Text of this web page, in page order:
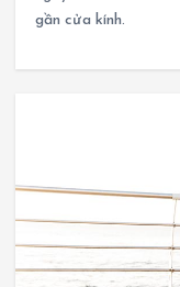
gần cửa kính.